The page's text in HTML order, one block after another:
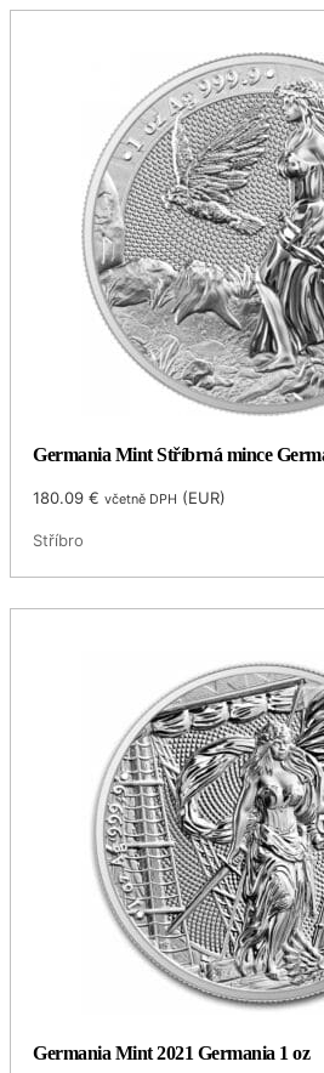
Germania Mint Stříbrná mince
180.09€ včetně DPH (EUR)
Stříbro
Germania Mint 2021 Germania 1 oz